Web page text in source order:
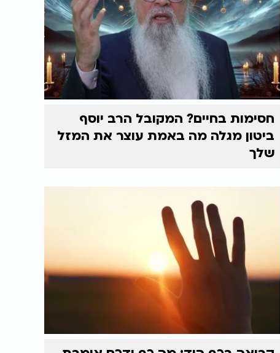
חסימות בחיים? המקובל הרב יוסף
ביטון מגלה מה באמת עוצר את המזל
שלך